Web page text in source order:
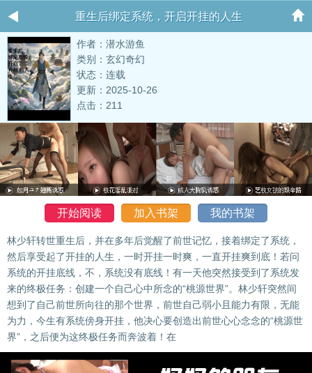
重生后绑定系统，开启开挂的人生
作者：潜水游鱼
类别：玄幻奇幻
状态：连载
更新：2025-10-26
点击：211
开始阅读 加入书架 我的书架
林少轩转世重生后，并在多年后觉醒了前世记忆，接着绑定了系统，
然后享受起了开挂的人生，一时开挂一时爽，一直开挂爽到底！若问
系统的开挂底线，不，系统没有底线！有一天他突然接受到了系统发
来的终极任务：创建一个自己心中所念的“桃源世界”。林少轩突然间
想到了自己前世所向往的那个世界，前世自己弱小且能力有限，无能
为力，今生有系统傍身开挂，他决心要创造出前世心心念念的“桃源世
界”，之后便为这终极任务而奔波着！在